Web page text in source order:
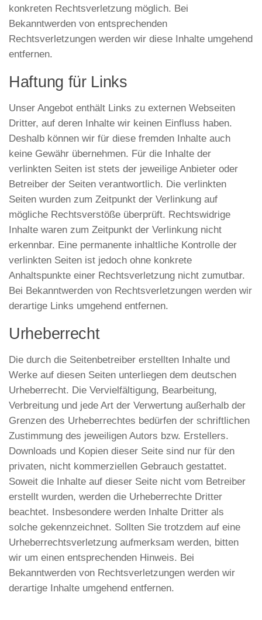
konkreten Rechtsverletzung möglich. Bei
Bekanntwerden von entsprechenden
Rechtsverletzungen werden wir diese Inhalte umgehend
entfernen.
Haftung für Links
Unser Angebot enthält Links zu externen Webseiten
Dritter, auf deren Inhalte wir keinen Einfluss haben.
Deshalb können wir für diese fremden Inhalte auch
keine Gewähr übernehmen. Für die Inhalte der
verlinkten Seiten ist stets der jeweilige Anbieter oder
Betreiber der Seiten verantwortlich. Die verlinkten
Seiten wurden zum Zeitpunkt der Verlinkung auf
mögliche Rechtsverstöße überprüft. Rechtswidrige
Inhalte waren zum Zeitpunkt der Verlinkung nicht
erkennbar. Eine permanente inhaltliche Kontrolle der
verlinkten Seiten ist jedoch ohne konkrete
Anhaltspunkte einer Rechtsverletzung nicht zumutbar.
Bei Bekanntwerden von Rechtsverletzungen werden wir
derartige Links umgehend entfernen.
Urheberrecht
Die durch die Seitenbetreiber erstellten Inhalte und
Werke auf diesen Seiten unterliegen dem deutschen
Urheberrecht. Die Vervielfältigung, Bearbeitung,
Verbreitung und jede Art der Verwertung außerhalb der
Grenzen des Urheberrechtes bedürfen der schriftlichen
Zustimmung des jeweiligen Autors bzw. Erstellers.
Downloads und Kopien dieser Seite sind nur für den
privaten, nicht kommerziellen Gebrauch gestattet.
Soweit die Inhalte auf dieser Seite nicht vom Betreiber
erstellt wurden, werden die Urheberrechte Dritter
beachtet. Insbesondere werden Inhalte Dritter als
solche gekennzeichnet. Sollten Sie trotzdem auf eine
Urheberrechtsverletzung aufmerksam werden, bitten
wir um einen entsprechenden Hinweis. Bei
Bekanntwerden von Rechtsverletzungen werden wir
derartige Inhalte umgehend entfernen.